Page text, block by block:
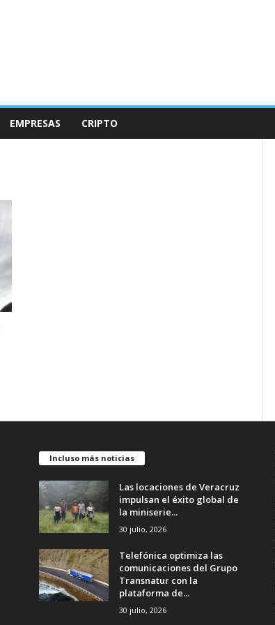
EMPRESAS CRIPTO
Incluso más noticias
Las locaciones de Veracruz
impulsan el éxito global de
la miniserie...
30 julio, 2026
Telefónica optimiza las
comunicaciones del Grupo
Transnatur con la
plataforma de...
30 julio, 2026